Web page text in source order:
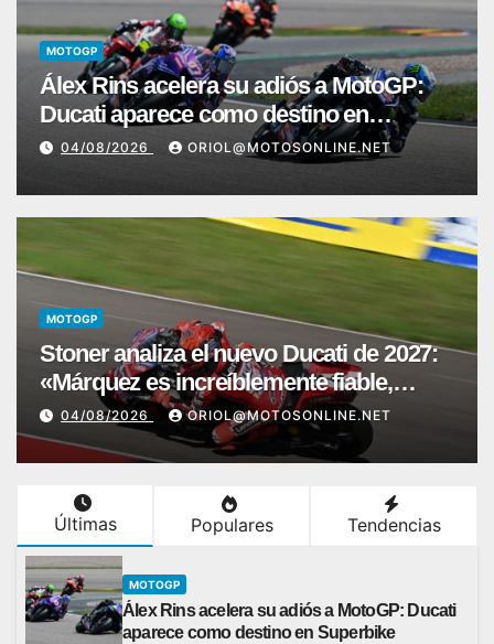
MOTOGP
Álex Rins acelera su adiós a MotoGP:
Ducati aparece como destino en
Superbike
04/08/2026 ORIOL@MOTOSONLINE.NET
MOTOGP
Stoner analiza el nuevo Ducati de 2027:
«Márquez es increíblemente fiable,
Acosta necesita más paciencia»
04/08/2026 ORIOL@MOTOSONLINE.NET
Últimas Populares Tendencias
MOTOGP
Álex Rins acelera su adiós a MotoGP: Ducati
aparece como destino en Superbike